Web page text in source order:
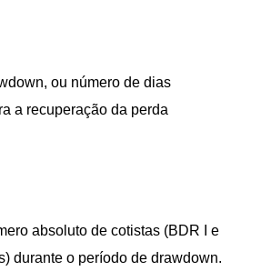
ou número de dias
a recuperação da perda
absoluto de cotistas (BDR I e
durante o período de drawdown.